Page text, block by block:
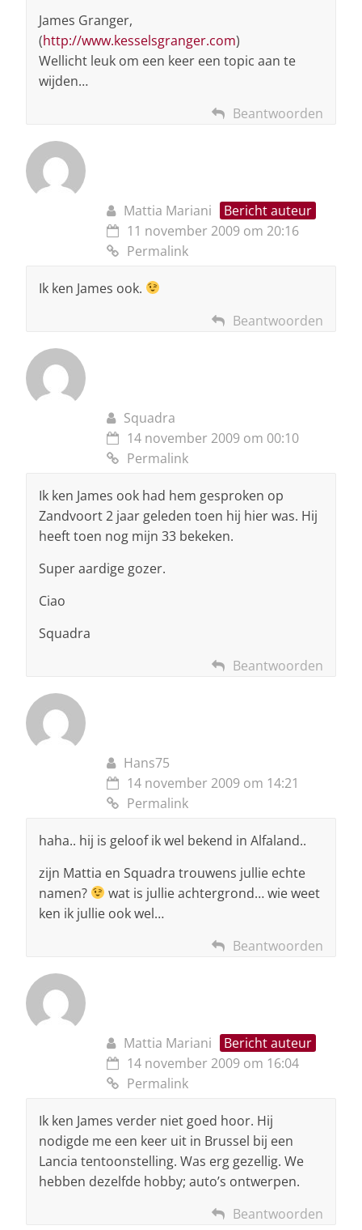
James Granger,
(http://www.kesselsgranger.com)
Wellicht leuk om een keer een topic aan te
wijden…
Beantwoorden
Mattia Mariani
Bericht auteur
11 november 2009 om 20:16
Permalink
Ik ken James ook.
Beantwoorden
Squadra
14 november 2009 om 00:10
Permalink
Ik ken James ook had hem gesproken op
Zandvoort 2 jaar geleden toen hij hier was. Hij
heeft toen nog mijn 33 bekeken.
Super aardige gozer.
Ciao
Squadra
Beantwoorden
Hans75
14 november 2009 om 14:21
Permalink
haha.. hij is geloof ik wel bekend in Alfaland..
zijn Mattia en Squadra trouwens jullie echte
namen?
wat is jullie achtergrond… wie weet
ken ik jullie ook wel…
Beantwoorden
Mattia Mariani
Bericht auteur
14 november 2009 om 16:04
Permalink
Ik ken James verder niet goed hoor. Hij
nodigde me een keer uit in Brussel bij een
Lancia tentoonstelling. Was erg gezellig. We
hebben dezelfde hobby; auto’s ontwerpen.
Beantwoorden